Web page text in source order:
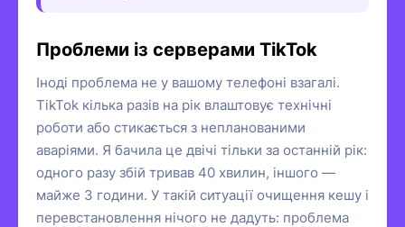
Проблеми із серверами TikTok
Іноді проблема не у вашому телефоні взагалі.
TikTok кілька разів на рік влаштовує технічні
роботи або стикається з непланованими
аваріями. Я бачила це двічі тільки за останній рік:
одного разу збій тривав 40 хвилин, іншого —
майже 3 години. У такій ситуації очищення кешу і
перевстановлення нічого не дадуть: проблема